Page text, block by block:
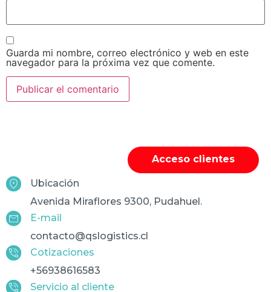
Guarda mi nombre, correo electrónico y web en este
navegador para la próxima vez que comente.
Acceso clientes
Avenida Miraflores 9300, Pudahuel.
Ubicación
contacto@qslogistics.cl
E-mail
+56938616583
Cotizaciones
Servicio al cliente